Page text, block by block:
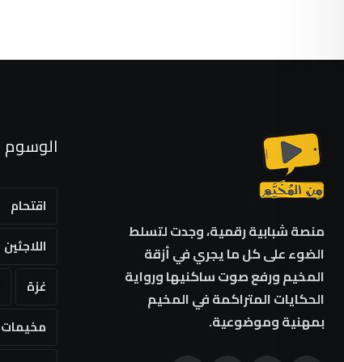
منصة شبابية رقمية، وجدت لتسلط
الضوء على كل ما يجري في أزقة
المخيم ورفع صوت ساكنيها ورواية
الحكايات المتراكمة في المخيم
بمهنية وموضوعية.
الوسوم
اقتحام
اللاجئين
غزة
مخيمات